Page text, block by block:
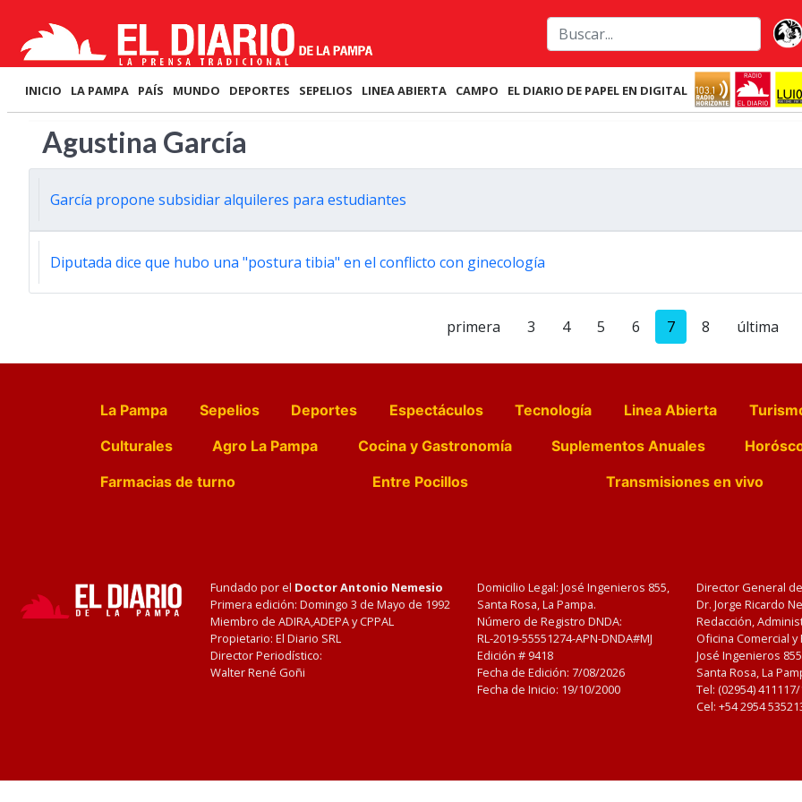
INICIO LA PAMPA PAÍS MUNDO DEPORTES SEPELIOS LINEA ABIERTA CAMPO EL DIARIO DE PAPEL EN DIGITAL
Agustina García
García propone subsidiar alquileres para estudiantes
Diputada dice que hubo una "postura tibia" en el conflicto con ginecología
primera 3 4 5 6 7 8 última
La Pampa Sepelios Deportes Espectáculos Tecnología Linea Abierta
Culturales
Agro La Pampa Cocina y Gastronomía Suplementos Anuales
Farmacias de turno
Entre Pocillos Transmisiones en vivo
Fundado por el Doctor Antonio Nemesio
Primera edición: Domingo 3 de Mayo de 1992
Miembro de ADIRA,ADEPA y CPPAL
Propietario: El Diario SRL
Director Periodístico:
Walter René Goñi
Domicilio Legal: José Ingenieros 855,
Santa Rosa, La Pampa.
Número de Registro DNDA:
RL-2019-55551274-APN-DNDA#MJ
Edición # 9418
Fecha de Edición: 7/08/2026
Fecha de Inicio: 19/10/2000
Director General
Dr. Jorge Ricardo
Redacción,
Oficina Comercial
José Ingenieros
Santa Rosa, La
Tel: (02954)
Cel: +54 2954